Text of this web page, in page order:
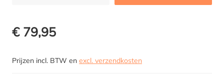
€ 79,95
Prijzen incl. BTW en excl. verzendkosten